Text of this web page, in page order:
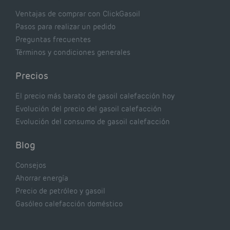
Ventajas de comprar con ClickGasoil
Pasos para realizar un pedido
Preguntas frecuentes
Términos y condiciones generales
Precios
El precio más barato de gasoil calefacción hoy
Evolución del precio del gasoil calefacción
Evolución del consumo de gasoil calefacción
Blog
Consejos
Ahorrar energía
Precio de petróleo y gasoil
Gasóleo calefacción doméstico